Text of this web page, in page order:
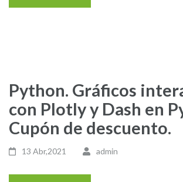
Python. Gráficos
con Plotly y Dash en
Cupón de descuento.
13 Abr,2021 admin